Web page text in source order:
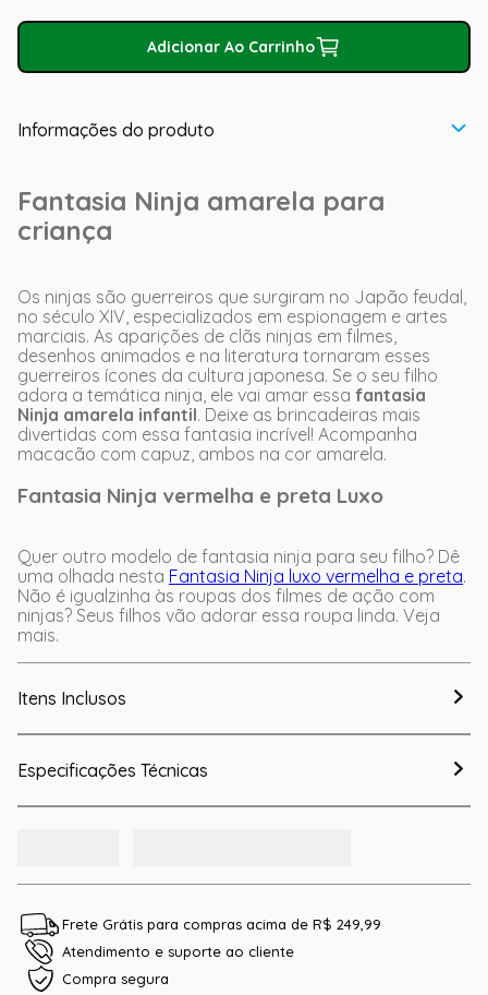
Adicionar Ao Carrinho
Informações do produto
Fantasia Ninja amarela para
criança
Os ninjas são guerreiros que surgiram no Japão feudal,
no século XIV, especializados em espionagem e artes
marciais. As aparições de clãs ninjas em filmes,
desenhos animados e na literatura tornaram esses
guerreiros ícones da cultura japonesa. Se o seu filho
adora a temática ninja, ele vai amar essa fantasia
Ninja amarela infantil. Deixe as brincadeiras mais
divertidas com essa fantasia incrível! Acompanha
macacão com capuz, ambos na cor amarela.
Fantasia Ninja vermelha e preta Luxo
Quer outro modelo de fantasia ninja para seu filho? Dê
uma olhada nesta Fantasia Ninja luxo vermelha e preta.
Não é igualzinha às roupas dos filmes de ação com
ninjas? Seus filhos vão adorar essa roupa linda. Veja
mais.
Itens Inclusos
Especificações Técnicas
Frete Grátis para compras acima de R$ 249,99
Atendimento e suporte ao cliente
Compra segura